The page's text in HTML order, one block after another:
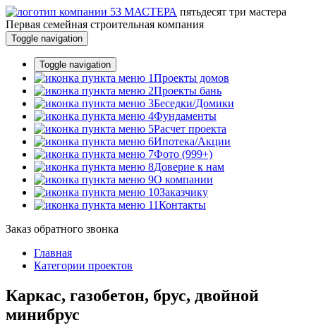
пятьдесят три мастера
Первая семейная строительная компания
Toggle navigation
Toggle navigation
Проекты домов
Проекты бань
Беседки/Домики
Фундаменты
Расчет проекта
Ипотека/Акции
Фото (999+)
Доверие к нам
О компании
Заказчику
Контакты
Заказ обратного звонка
Главная
Категории проектов
Каркас, газобетон, брус, двойной
минибрус